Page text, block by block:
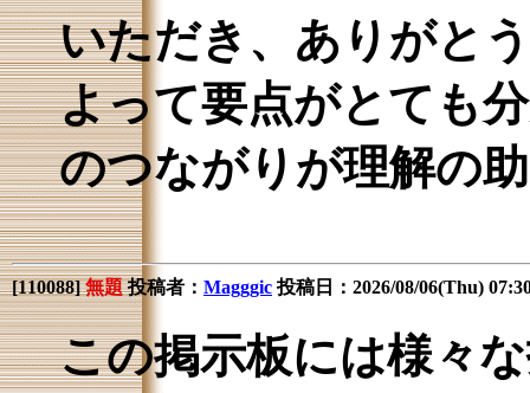
いただき、ありがと
よって要点がとても
のつながりが理解の
[110088]無題投稿者： Magggic投稿日：2026/08/06(Thu)
この掲示板には様々